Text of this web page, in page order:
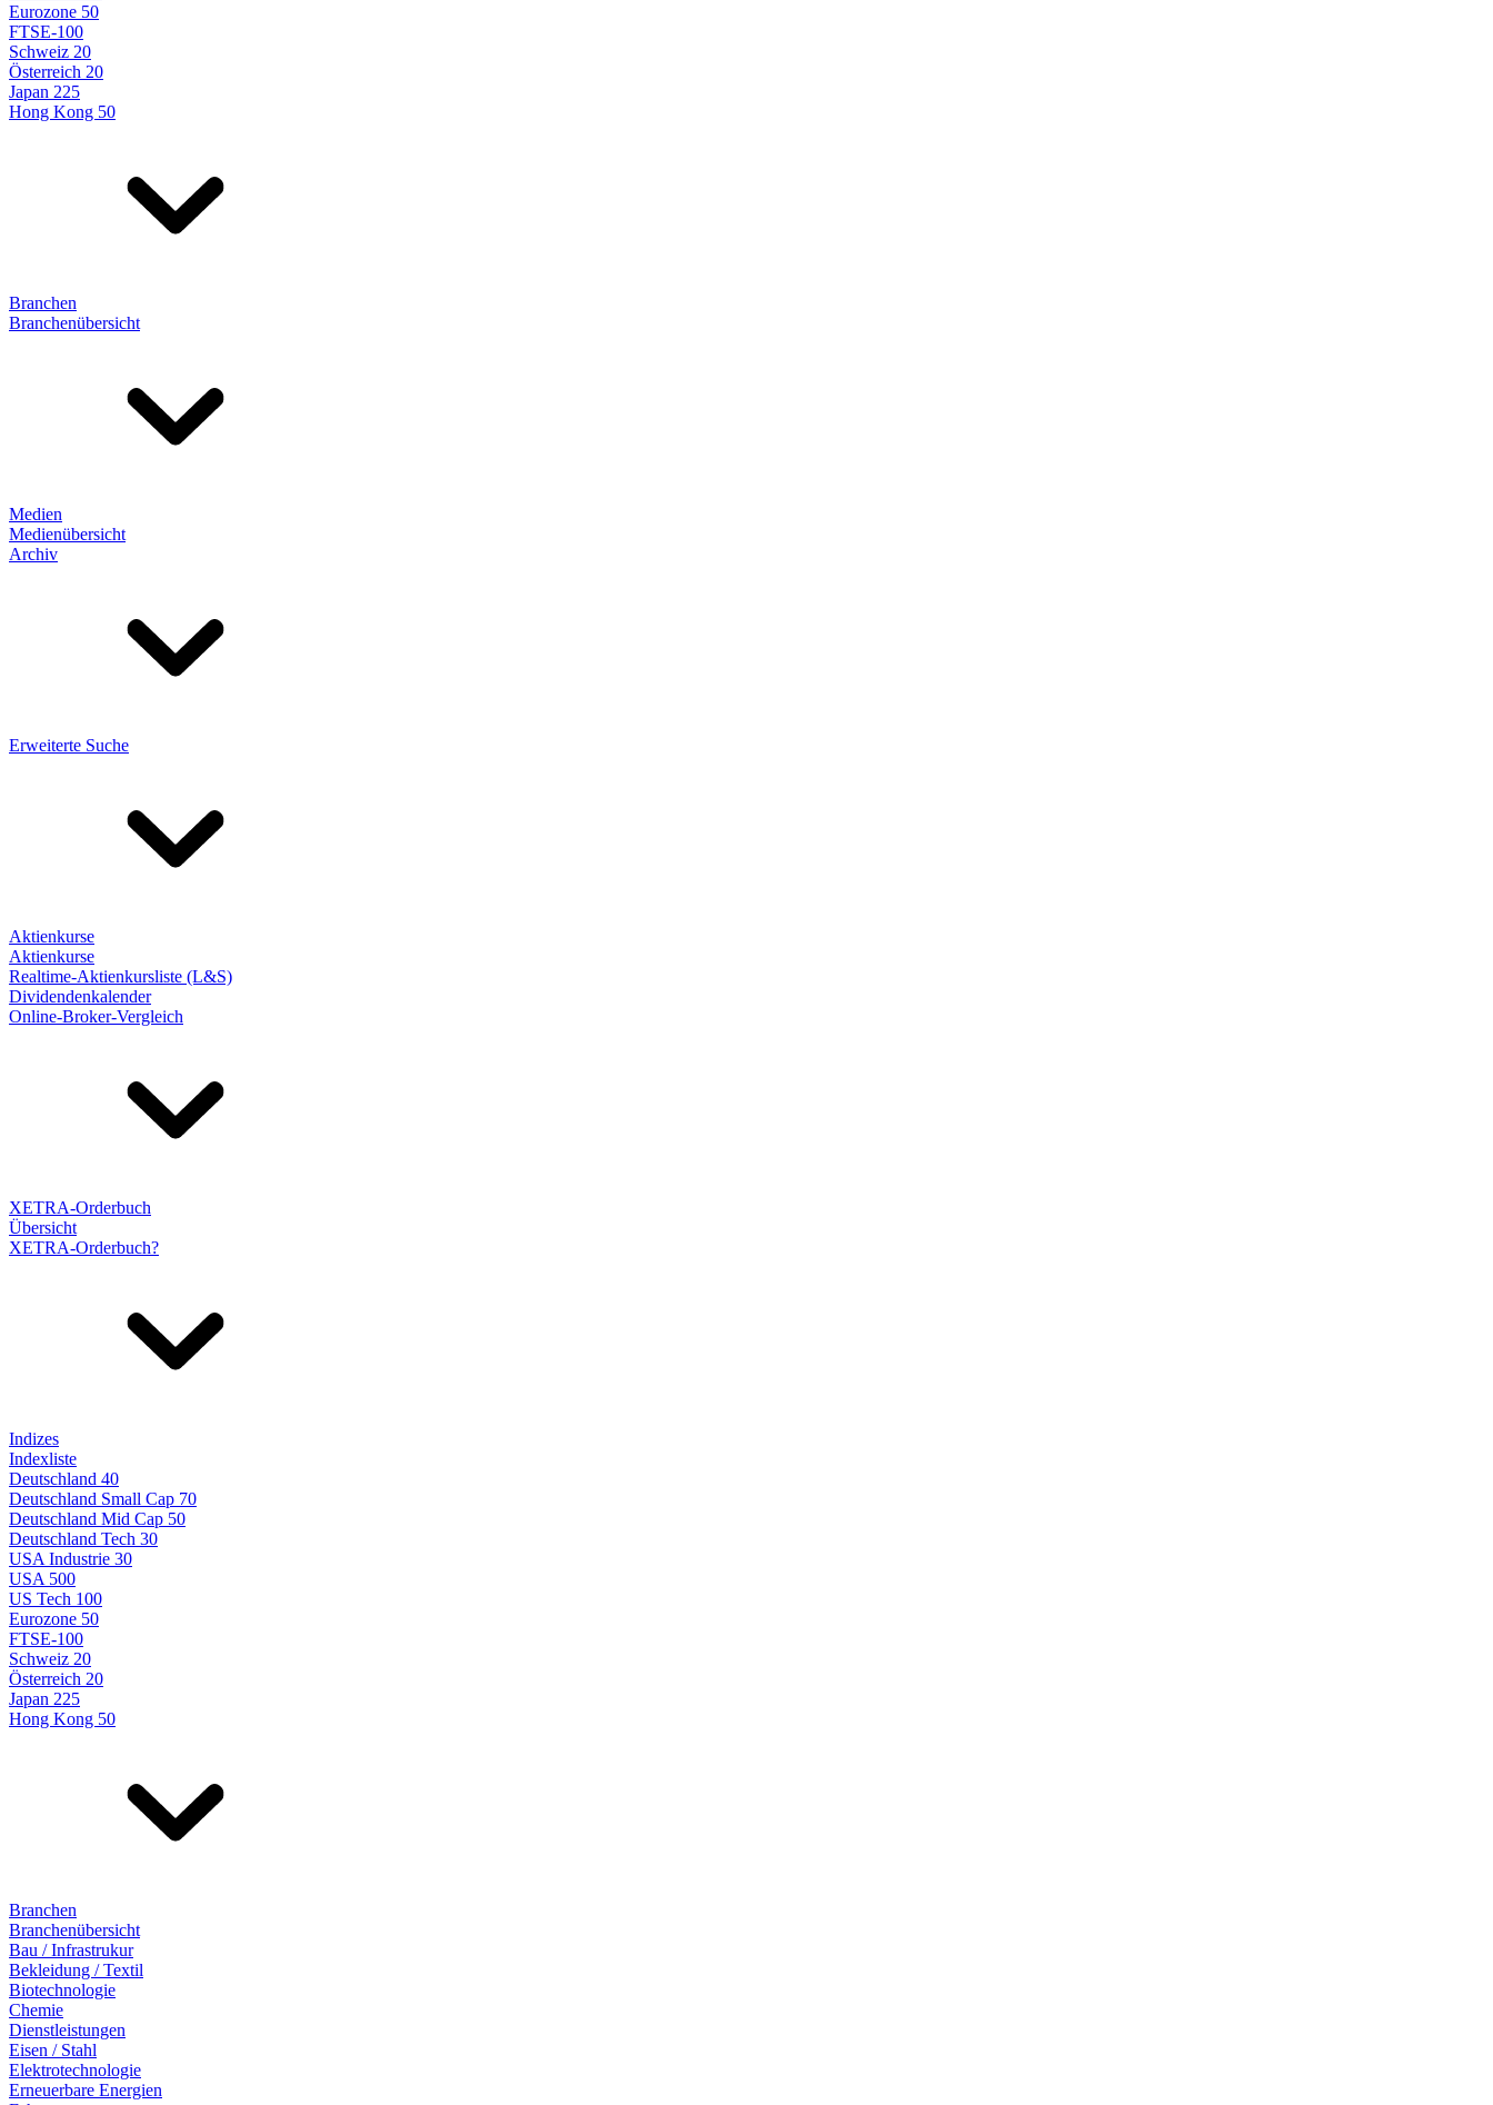
Eurozone 50
FTSE-100
Schweiz 20
Österreich 20
Japan 225
Hong Kong 50
Branchen
Branchenübersicht
Medien
Medienübersicht
Archiv
Erweiterte Suche
Aktienkurse
Aktienkurse
Realtime-Aktienkursliste (L&S)
Dividendenkalender
Online-Broker-Vergleich
XETRA-Orderbuch
Übersicht
XETRA-Orderbuch?
Indizes
Indexliste
Deutschland 40
Deutschland Small Cap 70
Deutschland Mid Cap 50
Deutschland Tech 30
USA Industrie 30
USA 500
US Tech 100
Eurozone 50
FTSE-100
Schweiz 20
Österreich 20
Japan 225
Hong Kong 50
Branchen
Branchenübersicht
Bau / Infrastrukur
Bekleidung / Textil
Biotechnologie
Chemie
Dienstleistungen
Eisen / Stahl
Elektrotechnologie
Erneuerbare Energien